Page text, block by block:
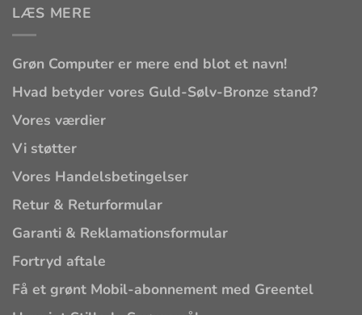
LÆS MERE
Grøn Computer er mere end blot et navn!
Hvad betyder vores Guld-Sølv-Bronze stand?
Vores værdier
Vi støtter
Vores Handelsbetingelser
Retur & Returformular
Garanti & Reklamationsformular
Fortryd aftale
Få et grønt Mobil-abonnement med Greentel